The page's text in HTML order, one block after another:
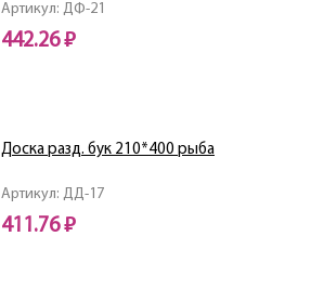
Артикул: ДФ-21
442.26 ₽
Артикул: ДД-17
Доска разд. бук 210*400 рыба
411.76 ₽